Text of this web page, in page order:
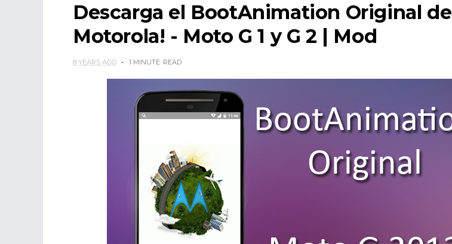
Descarga el BootAnimation Original de
Motorola! - Moto G 1 y G 2 | Mod
8 YEARS AGO 1 MINUTE READ